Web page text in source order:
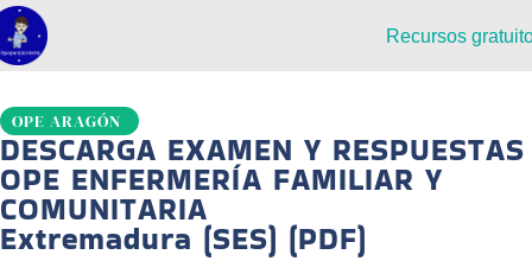
Recursos
OPE ARAGÓN
DESCARGA EXAMEN Y RESPUESTAS
OPE ENFERMERÍA FAMILIAR Y
COMUNITARIA
Extremadura (SES) (PDF)